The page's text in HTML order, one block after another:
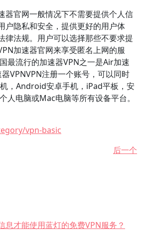
器官网一般情况下不需要提供个人信
户隐私和安全，提供更好的用户体
律法规。用户可以选择那些不要求提
加速器官网来享受匿名上网的服
最流行的加速器VPN之一是Air加速
VPNVPN注册一个账号，可以同时
，Android安卓手机，iPad平板，安
人电脑或Mac电脑等所有设备平台。
vpn-basic
后一个
息才能使用蓝灯的免费VPN服务？